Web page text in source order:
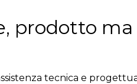
prodotto ma
tecnica e